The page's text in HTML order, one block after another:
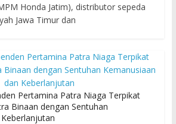
Honda Jatim), distributor sepeda
Jawa Timur dan
Pertamina Patra Niaga Terpikat
Binaan dengan Sentuhan